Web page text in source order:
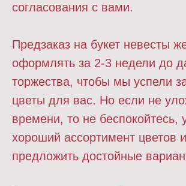
согласования с вами.
Предзаказ на букет невесты
оформлять за 2-3 недели до
торжества, чтобы мы успели
цветы для вас. Но если не
времени, то не беспокойтесь,
хороший ассортимент
предложить достойные